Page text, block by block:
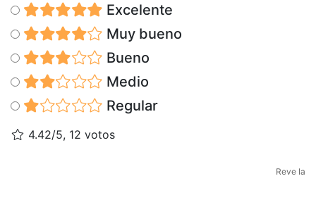
Excelente
Muy bueno
Bueno
Medio
Regular
4.42/5, 12 votos
Reve Ia